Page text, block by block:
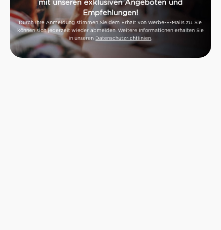
mit unseren exklusiven Angeboten und
Empfehlungen!
Durch Ihre Anmeldung stimmen Sie dem Erhalt von Werbe-E-Mails zu. Sie
können sich jederzeit wieder abmelden. Weitere Informationen erhalten Sie
in unseren Datenschutzrichtlinien